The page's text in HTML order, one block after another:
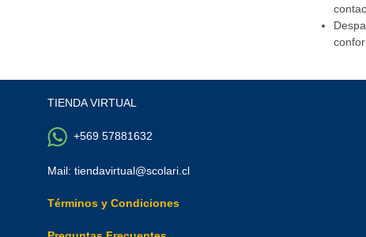
TIENDA VIRTUAL
+569 57881632
Mail: tiendavirtual@scolari.cl
Términos y Condiciones